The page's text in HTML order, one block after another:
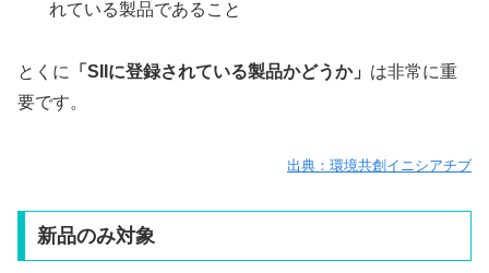
れている製品であること
とくに 「SIIに登録されている製品かどうか」 は非常に重
要です。
出典：環境共創イニシアチブ
新品のみ対象